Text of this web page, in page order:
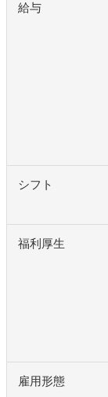
給与
シフト
福利厚生
雇用形態